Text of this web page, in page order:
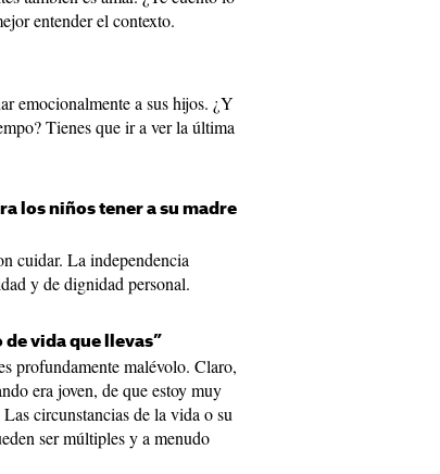
entender el contexto.
emocionalmente a sus hijos. ¿Y
Tienes que ir a ver la última
los niños tener a su madre
cuidar. La independencia
y de dignidad personal.
vida que llevas”
profundamente malévolo. Claro,
era joven, de que estoy muy
circunstancias de la vida o su
ser múltiples y a menudo